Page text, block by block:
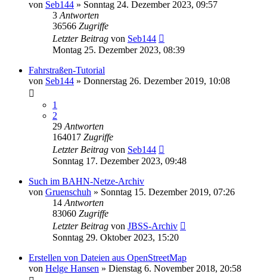
von Seb144 » Sonntag 24. Dezember 2023, 09:57
3 Antworten
36566 Zugriffe
Letzter Beitrag von Seb144
Montag 25. Dezember 2023, 08:39
Fahrstraßen-Tutorial
von Seb144 » Donnerstag 26. Dezember 2019, 10:08
1
2
29 Antworten
164017 Zugriffe
Letzter Beitrag von Seb144
Sonntag 17. Dezember 2023, 09:48
Such im BAHN-Netze-Archiv
von Gruenschuh » Sonntag 15. Dezember 2019, 07:26
14 Antworten
83060 Zugriffe
Letzter Beitrag von JBSS-Archiv
Sonntag 29. Oktober 2023, 15:20
Erstellen von Dateien aus OpenStreetMap
von Helge Hansen » Dienstag 6. November 2018, 20:58